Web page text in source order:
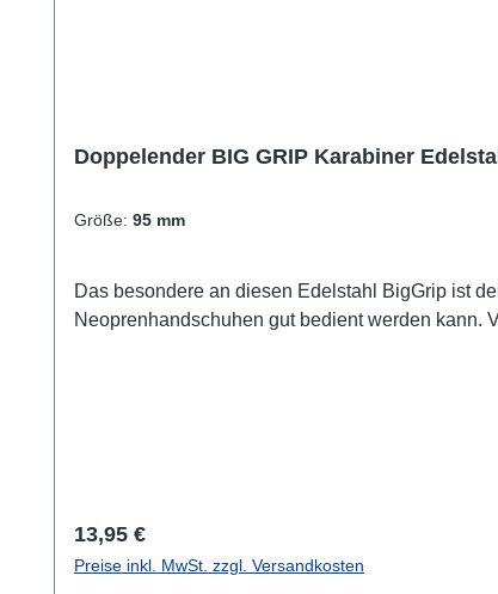
Doppelender BIG GRIP Karabiner
Größe: 95 mm
Das besondere an diesen Edelstahl BigGrip ist
Neoprenhandschuhen gut bedient werden kann.
Regulärer Preis:
13,95 €
Preise inkl. MwSt. zzgl. Versandkosten